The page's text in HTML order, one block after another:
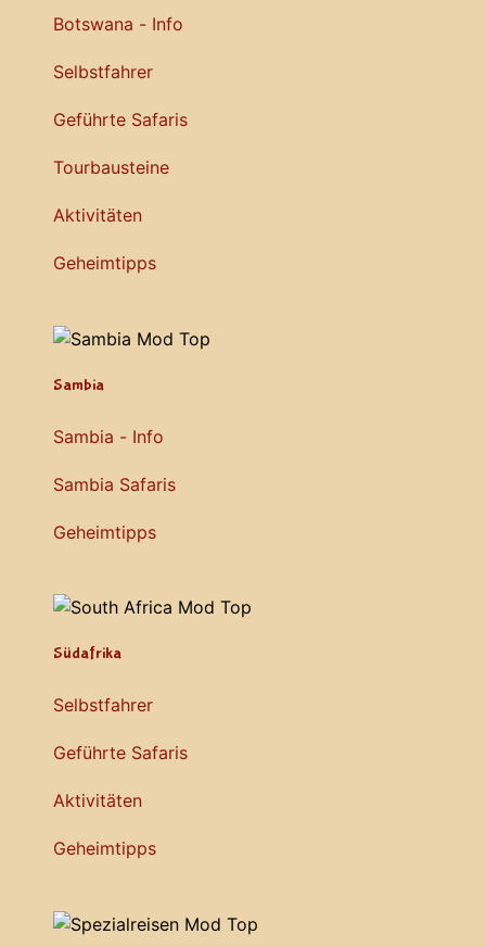
Botswana - Info
Selbstfahrer
Geführte Safaris
Tourbausteine
Aktivitäten
Geheimtipps
Sambia
Sambia - Info
Sambia Safaris
Geheimtipps
Südafrika
Selbstfahrer
Geführte Safaris
Aktivitäten
Geheimtipps